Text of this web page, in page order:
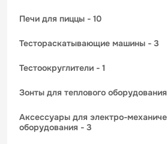
печи для пиццы - 10
тестораскатывающие машины - 3
тестоокруглители - 1
зонты для теплового оборудования
аксессуары для электро-механического
оборудования - 3